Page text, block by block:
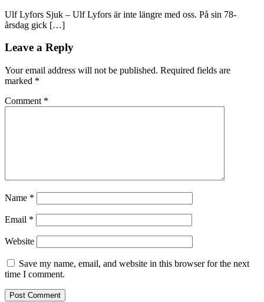
Ulf Lyfors Sjuk – Ulf Lyfors är inte längre med oss. På sin 78-
årsdag gick […]
Leave a Reply
Your email address will not be published. Required fields are
marked *
Comment *
Name *
Email *
Website
Save my name, email, and website in this browser for the next
time I comment.